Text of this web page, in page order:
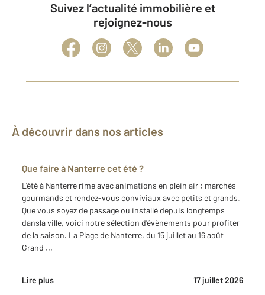
Suivez l’actualité immobilière et
rejoignez-nous
À découvrir dans nos articles
Que faire à Nanterre cet été ?
L'été à Nanterre rime avec animations en plein air : marchés
gourmands et rendez-vous conviviaux avec petits et grands.
Que vous soyez de passage ou installé depuis longtemps
dansla ville, voici notre sélection d'évènements pour profiter
de la saison. La Plage de Nanterre, du 15 juillet au 16 août
Grand ...
Lire plus 17 juillet 2026